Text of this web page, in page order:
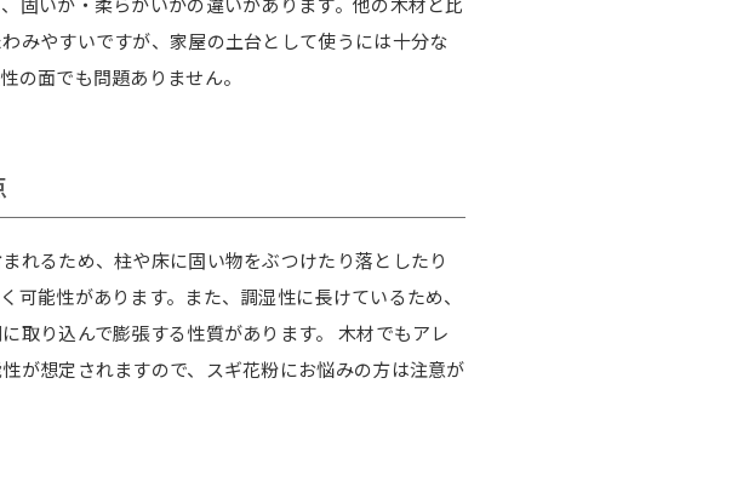
みやすいですが、家屋の土台として使うには十分な
の面でも問題ありません。
れるため、柱や床に固い物をぶつけたり落としたり
可能性があります。また、調湿性に長けているため、
取り込んで膨張する性質があります。 木材でもアレ
が想定されますので、スギ花粉にお悩みの方は注意が